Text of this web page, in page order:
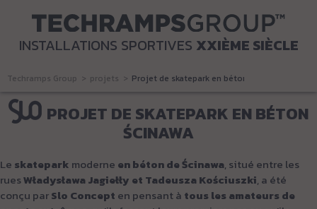
INSTALLATIONS SPORTIVES XXIÈME SIÈCLE
Techramps Group projets Projet de skatepark en béton Ścinawa
PROJET DE SKATEPARK EN BÉTON
ŚCINAWA
Le skatepark moderne en béton deŚcinawa, situé entre les
ruesWładysława Jagiełły et Tadeusza Kościuszki, a été
conçu parSlo Concept en pensant à tous les amateurs de